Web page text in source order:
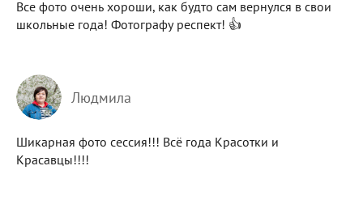
Все фото очень хороши, как будто сам вернулся в свои
школьные года! Фотографу респект! 👍
Людмила
Шикарная фото сессия!!! Всё года Красотки и
Красавцы!!!!